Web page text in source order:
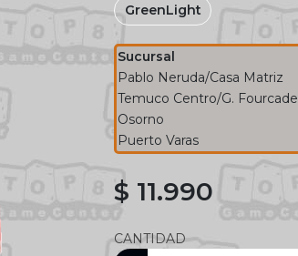
GreenLight
Sucursal
Pablo Neruda/Casa Matriz
Temuco Centro/G. Fourcade
Osorno
Puerto Varas
$ 11.990
CANTIDAD